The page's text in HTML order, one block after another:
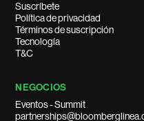
Suscríbete
Política de privacidad
Términos de suscripción
Tecnología
T&C
NEGOCIOS
Eventos - Summit